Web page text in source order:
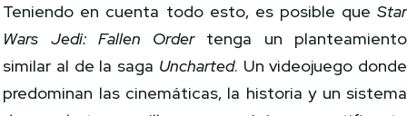
Teniendo en cuenta todo esto, es posible queStar
Wars Jedi: Fallen Ordertenga un planteamiento
similar al de la saga Uncharted. Un videojuego donde
predominan las cinemáticas, la historia y un sistema